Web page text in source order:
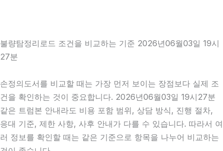
불량탐정리로드 조건을 비교하는 기준 2026년06월03일 19시
27분
손정의도서를 비교할 때는 가장 먼저 보이는 장점보다 실제 조
건을 확인하는 것이 중요합니다. 2026년06월03일 19시27분
같은 트럼본 안내라도 비용 포함 범위, 상담 방식, 진행 절차,
응대 기준, 제한 사항, 사후 안내가 다를 수 있습니다. 따라서 여
러 정보를 확인할 때는 같은 기준으로 항목을 나누어 비교하는